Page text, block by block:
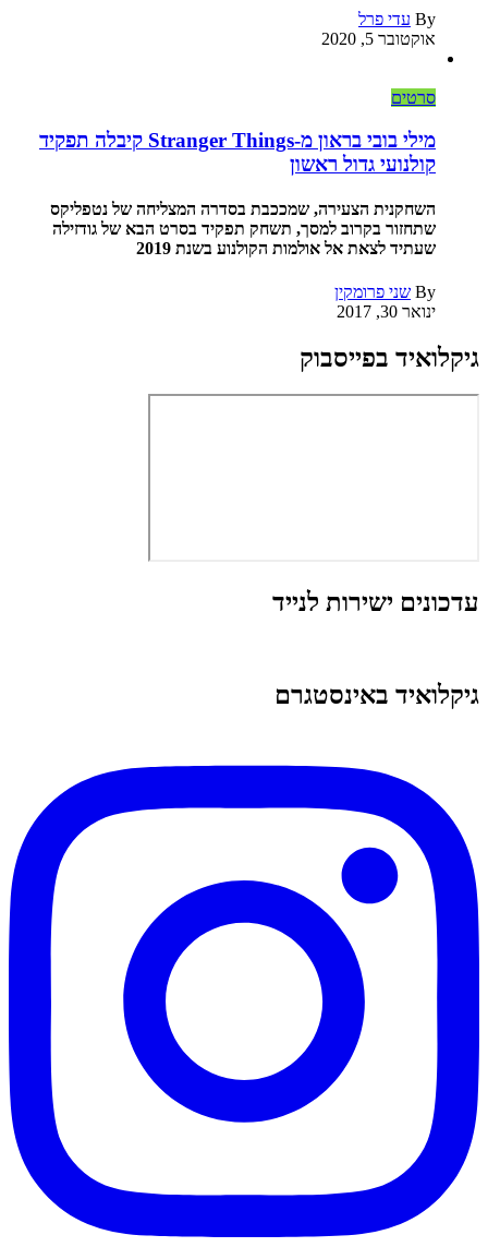
By עדי פרל
אוקטובר 5, 2020
סרטים
מילי בובי בראון מ-Stranger Things קיבלה תפקיד
קולנועי גדול ראשון
השחקנית הצעירה, שמככבת בסדרה המצליחה של נטפליקס
שתחזור בקרוב למסך, תשחק תפקיד בסרט הבא של גודזילה
שעתיד לצאת אל אולמות הקולנוע בשנת 2019
By שני פרומקין
ינואר 30, 2017
גיקלואיד בפייסבוק
עדכונים ישירות לנייד
גיקלואיד באינסטגרם